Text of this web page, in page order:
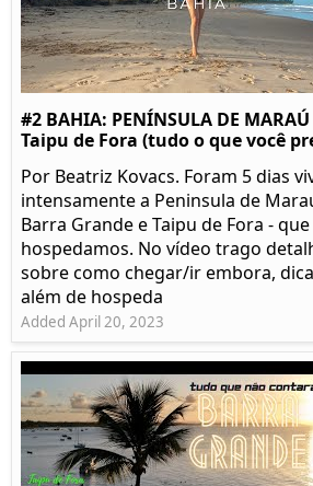
#2 BAHIA: PENÍNSULA DE
Taipu de Fora (tudo o que você
Por Beatriz Kovacs. Foram 5 dias
intensamente a Peninsula de
Barra Grande e Taipu de Fora -
hospedamos. No vídeo trago
sobre como chegar/ir embora,
além de hospeda
Added April 20, 2023